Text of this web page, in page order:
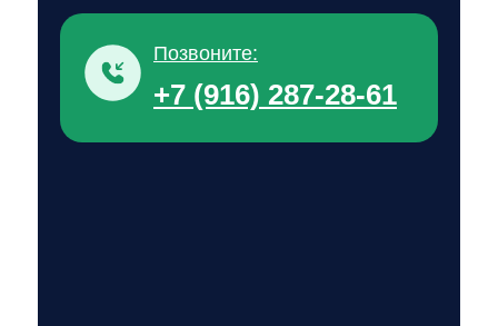
+7 (916) 287-28-61
Позвоните: